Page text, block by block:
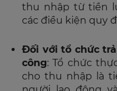
thu nhập từ tiền
các điều kiện quy
Đối với tổ chức
công: Tổ chức
cho thu nhập là